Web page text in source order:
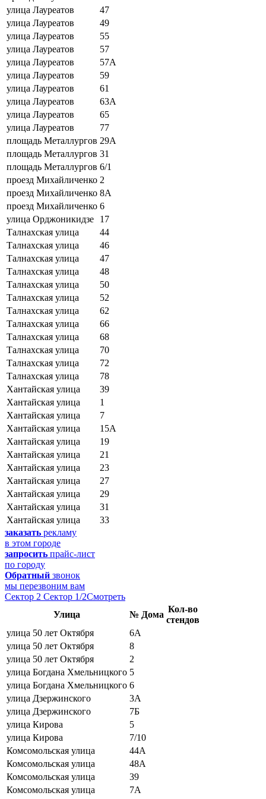
улица Лауреатов
47
улица Лауреатов
49
улица Лауреатов
55
улица Лауреатов
57
улица Лауреатов
57А
улица Лауреатов
59
улица Лауреатов
61
улица Лауреатов
63А
улица Лауреатов
65
улица Лауреатов
77
площадь Металлургов 29А
площадь Металлургов 31
площадь Металлургов 6/1
проезд Михайличенко 2
проезд Михайличенко 8А
проезд Михайличенко 6
улица Орджоникидзе
17
Талнахская улица
44
Талнахская улица
46
Талнахская улица
47
Талнахская улица
48
Талнахская улица
50
Талнахская улица
52
Талнахская улица
62
Талнахская улица
66
Талнахская улица
68
Талнахская улица
70
Талнахская улица
72
Талнахская улица
78
Хантайская улица
39
Хантайская улица
1
Хантайская улица
7
Хантайская улица
15А
Хантайская улица
19
Хантайская улица
21
Хантайская улица
23
Хантайская улица
27
Хантайская улица
29
Хантайская улица
31
Хантайская улица
33
заказать рекламу
в этом городе
запросить прайс-лист
по городу
Обратный звонок
мы перезвоним вам
Сектор 2 Сектор 1/2Смотреть
Улица
№ Дома
Кол-во
стендов
улица 50 лет Октября
6А
улица 50 лет Октября
8
улица 50 лет Октября
2
улица Богдана Хмельницкого 5
улица Богдана Хмельницкого 6
улица Дзержинского
3А
улица Дзержинского
7Б
улица Кирова
5
улица Кирова
7/10
Комсомольская улица
44А
Комсомольская улица
48А
Комсомольская улица
39
Комсомольская улица
7А